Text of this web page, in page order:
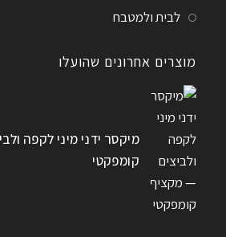
לבית ולמטבח
מוצרים אחרונים שהועלו
מיקסר ידני מיני לקפה
קומפקטי